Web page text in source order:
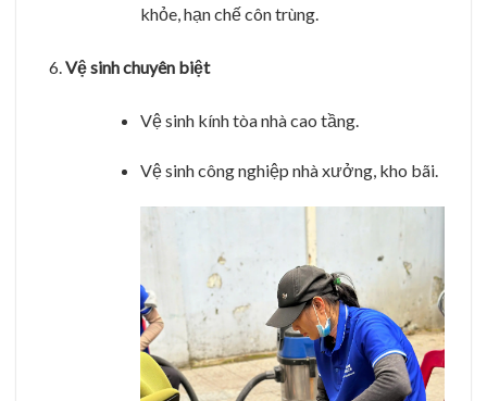
khỏe, hạn chế côn trùng.
Vệ sinh chuyên biệt
Vệ sinh kính tòa nhà cao tầng.
Vệ sinh công nghiệp nhà xưởng, kho bãi.